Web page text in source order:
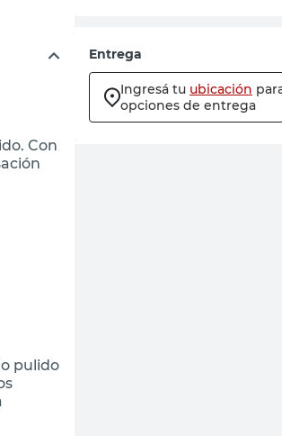
Con
pulido
Entrega
Ingresá tu ubicación
opciones de entrega